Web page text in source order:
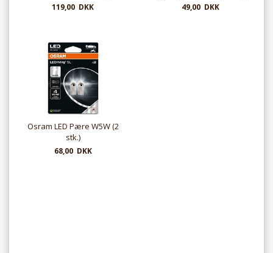
119,00 DKK 49,00 DKK
Osram LED Pære W5W (2
stk.)
68,00 DKK